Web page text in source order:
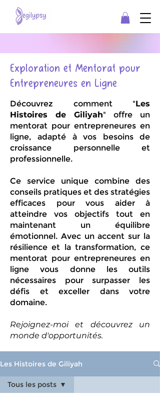
Exploration et Mentorat pour
Entrepreneures en Ligne
Découvrez comment "Les
Histoires de Giliyah" offre un
mentorat pour entrepreneures en
ligne, adapté à vos besoins de
croissance personnelle et
professionnelle.
Ce service unique combine des
conseils pratiques et des stratégies
efficaces pour vous aider à
atteindre vos objectifs tout en
maintenant un équilibre
émotionnel. Avec un accent sur la
résilience et la transformation, ce
mentorat pour entrepreneures en
ligne vous donne les outils
nécessaires pour surpasser les
défis et exceller dans votre
domaine.
Rejoignez-moi et découvrez un
monde d'opportunités.
Les Histoires de Giliyah
Tous les posts